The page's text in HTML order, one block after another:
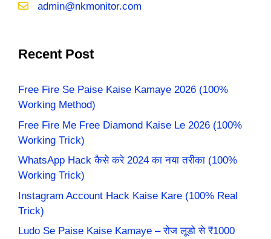
admin@nkmonitor.com
Recent Post
Free Fire Se Paise Kaise Kamaye 2026 (100%
Working Method)
Free Fire Me Free Diamond Kaise Le 2026 (100%
Working Trick)
WhatsApp Hack कैसे करे 2024 का नया तरीका (100%
Working Trick)
Instagram Account Hack Kaise Kare (100% Real
Trick)
Ludo Se Paise Kaise Kamaye – रोज लूडो से ₹1000